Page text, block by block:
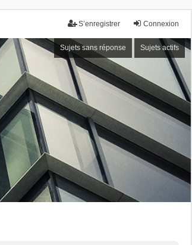
Connexion
S’enregistrer
Sujets sans réponse Sujets actifs